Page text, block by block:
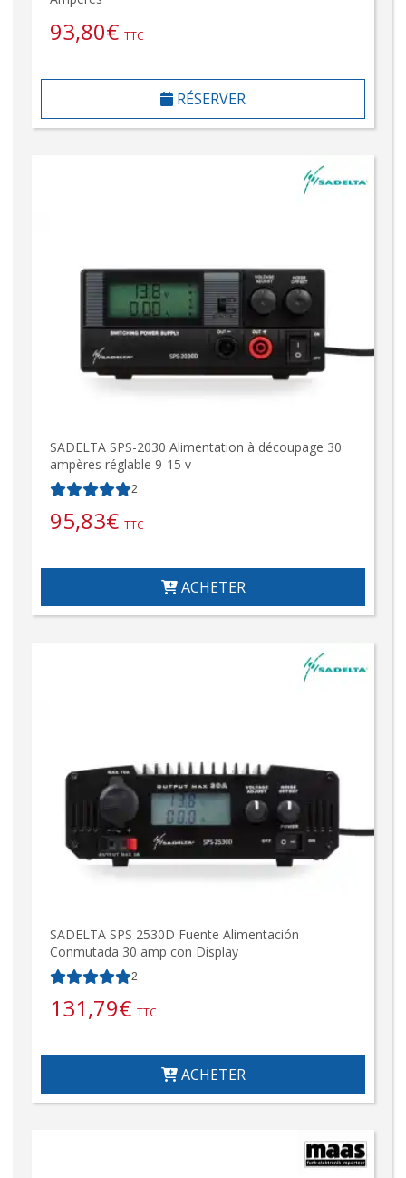
93,80€ TTC
RÉSERVER
SADELTA SPS-2030 Alimentation à découpage 30
ampères réglable 9-15 v
2
95,83€ TTC
ACHETER
SADELTA SPS 2530D Fuente Alimentación
Conmutada 30 amp con Display
2
131,79€ TTC
ACHETER